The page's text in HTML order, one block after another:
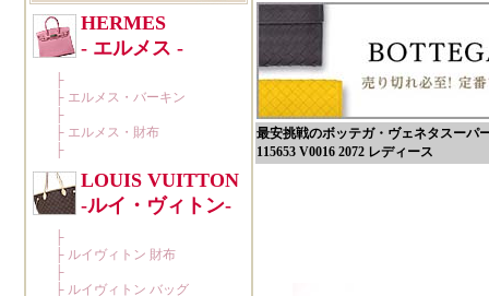
最安挑戦のボッテガ・ヴェネタスーパ
115653 V0016 2072 レディース